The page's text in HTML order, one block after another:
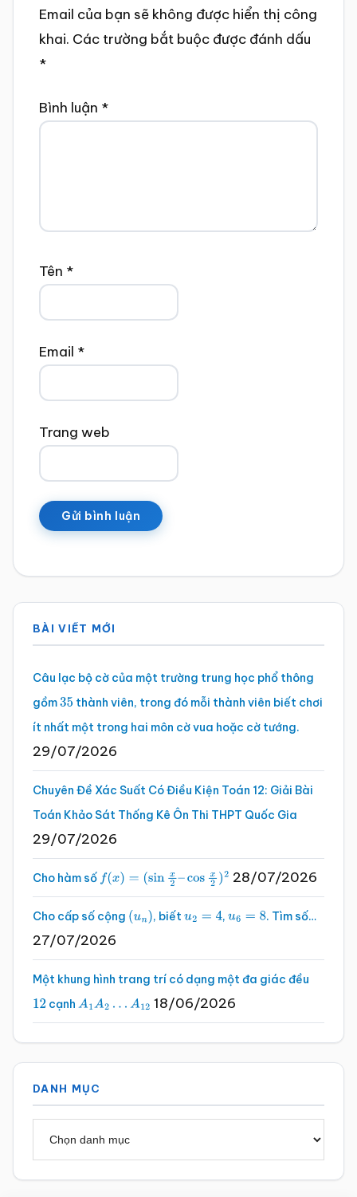
Email của bạn sẽ không được hiển thị công
khai. Các trường bắt buộc được đánh dấu
*
Bình luận *
Tên *
Email *
Trang web
Sidebar
chính
BÀI VIẾT MỚI
Câu lạc bộ cờ của một trường trung học phổ thông
gồm35 thành viên, trong đó mỗi thành viên biết chơi
ít nhất một trong hai môn cờ vua hoặc cờ tướng.
29/07/2026
Chuyên Đề Xác Suất Có Điều Kiện Toán 12: Giải Bài
Toán Khảo Sát Thống Kê Ôn Thi THPT Quốc Gia
29/07/2026
Cho hàm số f(x)=(sinx2 –cosx2 )2 28/07/2026
Cho cấp số cộng (un), biếtu2 =4 , u6 =8 . Tìm số…
27/07/2026
Một khung hình trang trí có dạng một đa giác đều
12 cạnh A1A2…A 12 18/06/2026
DANH MỤC